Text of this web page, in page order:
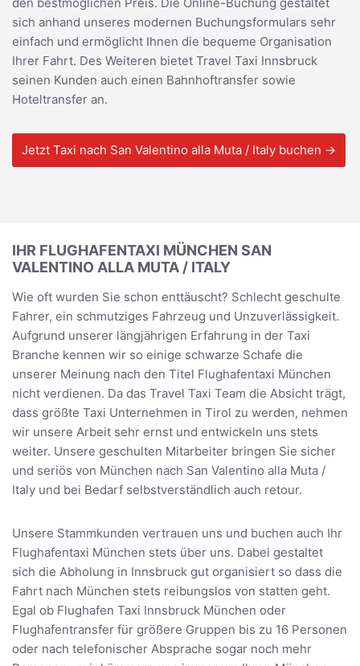
sich anhand unseres modernen Buchungsformulars sehr
einfach und ermöglicht Ihnen die bequeme Organisation
Ihrer Fahrt. Des Weiteren bietet Travel Taxi Innsbruck
seinen Kunden auch einen Bahnhoftransfer sowie
Hoteltransfer an.
Jetzt Taxi nach San Valentino alla Muta / Italy buchen →
IHR FLUGHAFENTAXI MÜNCHEN SAN
VALENTINO ALLA MUTA / ITALY
Wie oft wurden Sie schon enttäuscht? Schlecht geschulte
Fahrer, ein schmutziges Fahrzeug und Unzuverlässigkeit.
Aufgrund unserer längjährigen Erfahrung in der Taxi
Branche kennen wir so einige schwarze Schafe die
unserer Meinung nach den Titel Flughafentaxi München
nicht verdienen. Da das Travel Taxi Team die Absicht trägt,
dass größte Taxi Unternehmen in Tirol zu werden, nehmen
wir unsere Arbeit sehr ernst und entwickeln uns stets
weiter. Unsere geschulten Mitarbeiter bringen Sie sicher
und seriös von München nach San Valentino alla Muta /
Italy und bei Bedarf selbstverständlich auch retour.
Unsere Stammkunden vertrauen uns und buchen auch Ihr
Flughafentaxi München stets über uns. Dabei gestaltet
sich die Abholung in Innsbruck gut organisiert so dass die
Fahrt nach München stets reibungslos von statten geht.
Egal ob Flughafen Taxi Innsbruck München oder
Flughafentransfer für größere Gruppen bis zu 16 Personen
oder nach telefonischer Absprache sogar noch mehr